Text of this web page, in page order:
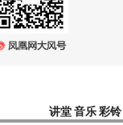
讲堂 音乐 彩铃